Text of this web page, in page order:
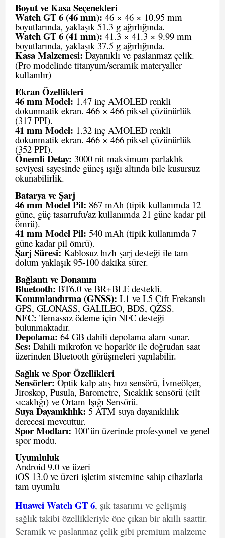
Boyut ve Kasa Seçenekleri
Watch GT 6 (46 mm): 46 × 46 × 10.95 mm
boyutlarında, yaklaşık 51.3 g ağırlığında.
Watch GT 6 (41 mm): 41.3 × 41.3 × 9.99 mm
boyutlarında, yaklaşık 37.5 g ağırlığında.
Kasa Malzemesi: Dayanıklı ve paslanmaz çelik.
(Pro modelinde titanyum/seramik materyaller
kullanılır)
Ekran Özellikleri
46 mm Model: 1.47 inç AMOLED renkli
dokunmatik ekran. 466 × 466 piksel çözünürlük
(317 PPI).
41 mm Model: 1.32 inç AMOLED renkli
dokunmatik ekran. 466 × 466 piksel çözünürlük
(352 PPI).
Önemli Detay: 3000 nit maksimum parlaklık
seviyesi sayesinde güneş ışığı altında bile kusursuz
okunabilirlik.
Batarya ve Şarj
46 mm Model Pil: 867 mAh (tipik kullanımda 12
güne, güç tasarrufu/az kullanımda 21 güne kadar pil
ömrü).
41 mm Model Pil: 540 mAh (tipik kullanımda 7
güne kadar pil ömrü).
Şarj Süresi: Kablosuz hızlı şarj desteği ile tam
dolum yaklaşık 95-100 dakika sürer.
Bağlantı ve Donanım
Bluetooth: BT6.0 ve BR+BLE destekli.
Konumlandırma (GNSS): L1 ve L5 Çift Frekanslı
GPS, GLONASS, GALILEO, BDS, QZSS.
NFC: Temassız ödeme için NFC desteği
bulunmaktadır.
Depolama: 64 GB dahili depolama alanı sunar.
Ses: Dahili mikrofon ve hoparlör ile doğrudan saat
üzerinden Bluetooth görüşmeleri yapılabilir.
Sağlık ve Spor Özellikleri
Sensörler: Optik kalp atış hızı sensörü, İvmeölçer,
Jiroskop, Pusula, Barometre, Sıcaklık sensörü (cilt
sıcaklığı) ve Ortam Işığı Sensörü.
Suya Dayanıklılık: 5 ATM suya dayanıklılık
derecesi mevcuttur.
Spor Modları: 100’ün üzerinde profesyonel ve genel
spor modu.
Uyumluluk
Android 9.0 ve üzeri
iOS 13.0 ve üzeri işletim sistemine sahip cihazlarla
tam uyumlu
Huawei Watch GT 6, şık tasarımı ve gelişmiş
sağlık takibi özellikleriyle öne çıkan bir akıllı saattir.
Seramik ve paslanmaz çelik gibi premium malzeme